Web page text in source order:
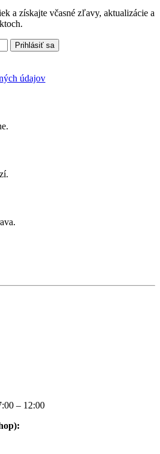
a získajte včasné zľavy, aktualizácie a
Prihlásiť sa
údajov
– 12:00